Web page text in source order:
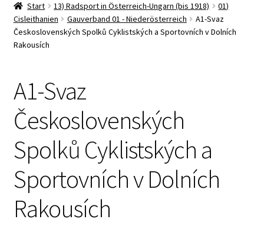
Start 13) Radsport in Österreich-Ungarn (bis 1918)
01)
Cisleithanien
Gauverband 01 - Niederösterreich
A1-Svaz
Československých Spolků Cyklistských a Sportovních v Dolních
Rakousích
A1-Svaz
Československých
Spolků Cyklistských a
Sportovních v Dolních
Rakousích